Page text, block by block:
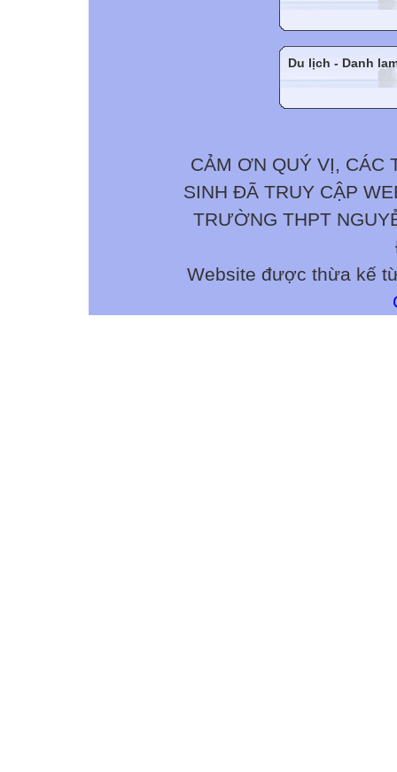
Du lịch - Danh
CẢM ƠN QUÝ VỊ, CÁC
SINH ĐÃ TRUY CẬP
TRƯỜNG THPT
Website được thừa kế